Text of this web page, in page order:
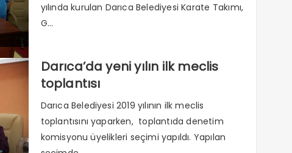
yılında kurulan Darıca Belediyesi Karate Takımı,
G...
Darıca’da yeni yılın ilk meclis
toplantısı
Darıca Belediyesi 2019 yılının ilk meclis
toplantısını yaparken, toplantıda denetim
komisyonu üyelikleri seçimi yapıldı. Yapılan